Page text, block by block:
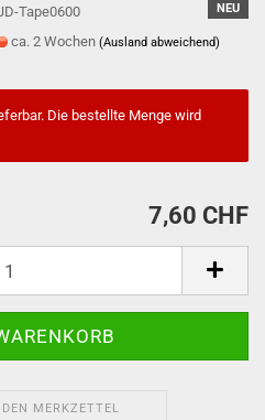
NEU
Tape0600
ca. 2 Wochen(Ausland abweichend)
Die bestellte Menge wird
7,60 CHF
MERKZETTEL